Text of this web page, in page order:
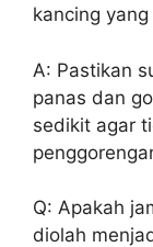
kancing
A: Pastikan
panas dan
sedikit agar
Q: Apakah
diolah